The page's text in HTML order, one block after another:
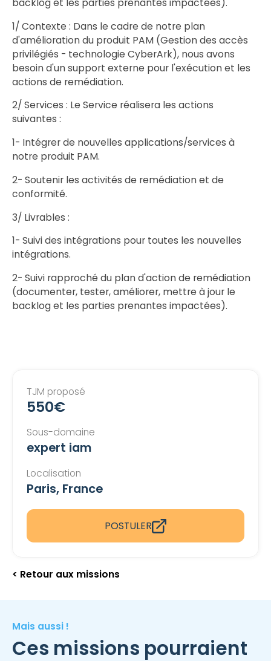
1/ Contexte : Dans le cadre de notre plan
d'amélioration du produit PAM (Gestion des accès
privilégiés - technologie CyberArk), nous avons
besoin d'un support externe pour l'exécution et les
actions de remédiation.
2/ Services : Le Service réalisera les actions
suivantes :
1- Intégrer de nouvelles applications/services à
notre produit PAM.
2- Soutenir les activités de remédiation et de
conformité.
3/ Livrables :
1- Suivi des intégrations pour toutes les nouvelles
intégrations.
2- Suivi rapproché du plan d'action de remédiation
(documenter, tester, améliorer, mettre à jour le
backlog et les parties prenantes impactées).
TJM proposé
550€
Sous-domaine
expert iam
Localisation
Paris, France
POSTULER
< Retour aux missions
Mais aussi !
Ces missions pourraient